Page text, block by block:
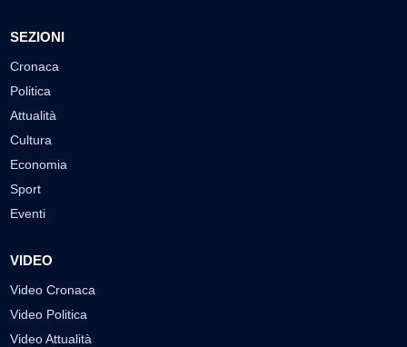
SEZIONI
Cronaca
Politica
Attualità
Cultura
Economia
Sport
Eventi
VIDEO
Video Cronaca
Video Politica
Video Attualità